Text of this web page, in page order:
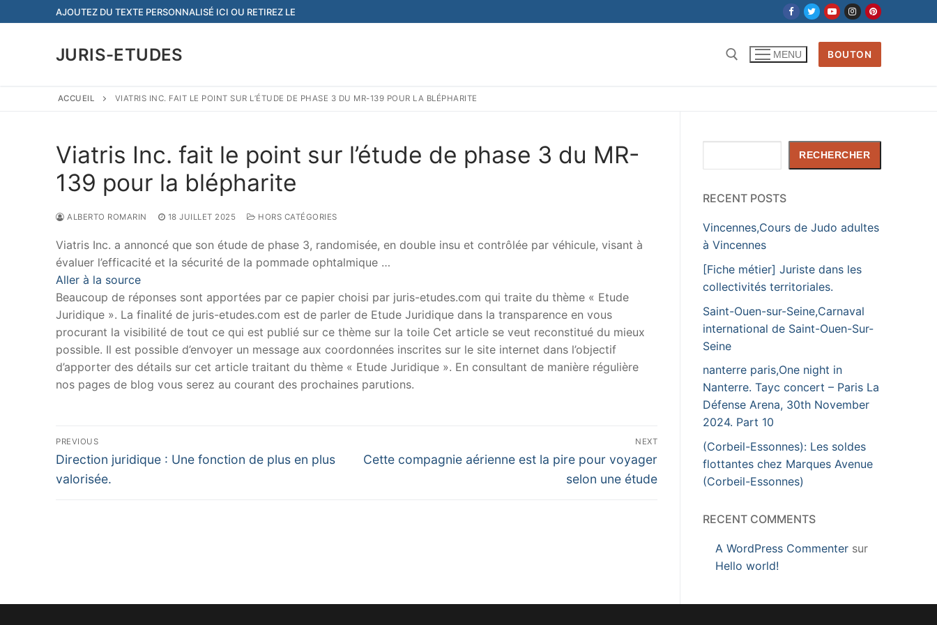
au
AJOUTEZ DU TEXTE PERSONNALISÉ ICI OU RETIREZ LE
JURIS-ETUDES MENU BOUTON
ACCUEIL VIATRIS INC. FAIT LE POINT SUR L’ÉTUDE DE PHASE 3 DU MR-139 POUR LA BLÉPHARITE
Viatris Inc. fait le point sur l’étude de phase 3 du MR-
139 pour la blépharite
ALBERTO ROMARIN 18 JUILLET 2025 HORS CATÉGORIES
Viatris Inc. a annoncé que son étude de phase 3, randomisée, en double insu et contrôlée par véhicule, visant à
évaluer l’efficacité et la sécurité de la pommade ophtalmique …
Aller à la source
Beaucoup de réponses sont apportées par ce papier choisi par juris-etudes.com qui traite du thème « Etude
Juridique ». La finalité de juris-etudes.com est de parler de Etude Juridique dans la transparence en vous
procurant la visibilité de tout ce qui est publié sur ce thème sur la toile Cet article se veut reconstitué du mieux
possible. Il est possible d’envoyer un message aux coordonnées inscrites sur le site internet dans l’objectif
d’apporter des détails sur cet article traitant du thème « Etude Juridique ». En consultant de manière régulière
nos pages de blog vous serez au courant des prochaines parutions.
Navigation
de
l’article
PREVIOUS
Previous
post:
Direction juridique : Une fonction de plus en plus
valorisée.
NEXT
Next
Cette compagnie aérienne est la pire pour voyager
selon une étude
RECHERCHER
RECENT POSTS
Vincennes,Cours de Judo adultes
à Vincennes
[Fiche métier] Juriste dans les
collectivités territoriales.
Saint-Ouen-sur-Seine,Carnaval
international de Saint-Ouen-Sur-
Seine
nanterre paris,One night in
Nanterre. Tayc concert – Paris La
Défense Arena, 30th November
2024. Part 10
(Corbeil-Essonnes): Les soldes
flottantes chez Marques Avenue
(Corbeil-Essonnes)
RECENT COMMENTS
A WordPress Commenter sur
Hello world!